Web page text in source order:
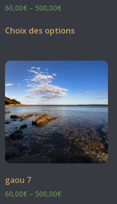
60,00€ – 500,00€
Choix des options
gaou 7
60,00€ – 500,00€